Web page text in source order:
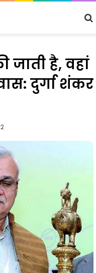
जाती है, वहां
दुर्गा शंकर